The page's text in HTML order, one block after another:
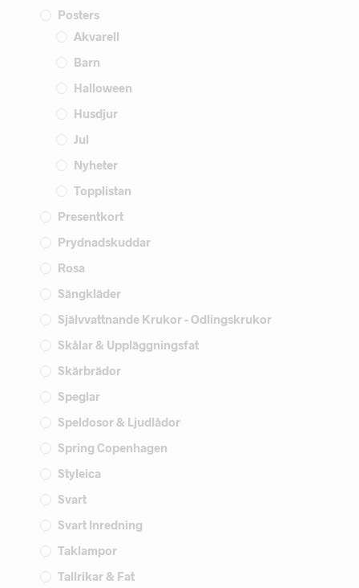
Posters
Akvarell
Barn
Halloween
Husdjur
Jul
Nyheter
Topplistan
Presentkort
Prydnadskuddar
Rosa
Sängkläder
Självvattnande Krukor - Odlingskrukor
Skålar & Uppläggningsfat
Skärbrädor
Speglar
Speldosor & Ljudlådor
Spring Copenhagen
Styleica
Svart
Svart Inredning
Taklampor
Tallrikar & Fat